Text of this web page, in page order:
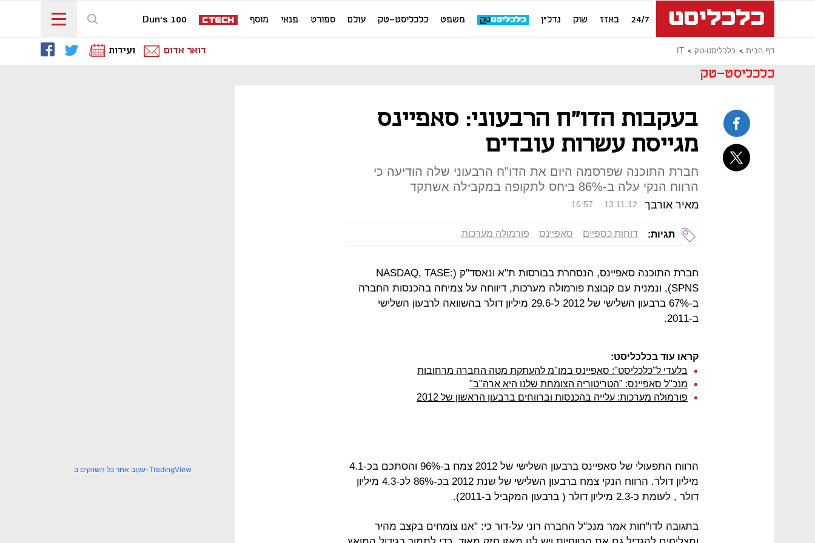
24/7 באזז שוק נדל"ן משפט כלכליסט-טק עולם ספורט פנאי מוסף Dun's 100
דף הבית כלכליסט-טק IT דואר אדום ועידות
כלכליסט-טק
בעקבות הדו"ח הרבעוני: סאפיינס
מגייסת עשרות עובדים
חברת התוכנה שפרסמה היום את הדו"ח הרבעוני שלה הודיעה כי
הרווח הנקי עלה ב-86% ביחס לתקופה במקבילה אשתקד
מאיר אורבך 16:57 13.11.12
תגיות: דוחות כספיים סאפיינס פורמולה מערכות
חברת התוכנה סאפיינס, הנסחרת בבורסות ת"א ונאסד"ק (NASDAQ, TASE:
SPNS), ונמנית עם קבוצת פורמולה מערכות, דיווחה על צמיחה בהכנסות החברה
ב-67% ברבעון השלישי של 2012 ל-29.6 מיליון דולר בהשוואה לרבעון השלישי
ב-2011.
קראו עוד בכלכליסט:
בלעדי ל"כלכליסט": סאפיינס במו"מ להעתקת מטה החברה מרחובות
מנכ"ל סאפיינס: "הטריטוריה הצומחת שלנו היא ארה"ב"
פורמולה מערכות: עלייה בהכנסות וברווחים ברבעון הראשון של 2012
הרווח התפעולי של סאפיינס ברבעון השלישי של 2012 צמח ב-96% והסתכם בכ-4.1
מיליון דולר. הרווח הנקי צמח ברבעון השלישי של שנת 2012 בכ-86% לכ-4.3 מיליון
דולר , לעומת כ-2.3 מיליון דולר ( ברבעון המקביל ב-2011).
בתגובה לדו"חות אמר מנכ"ל החברה רוני על-דור כי: "אנו צומחים בקצב מהיר
עקוב אחר כל השווקים ב-TradingView